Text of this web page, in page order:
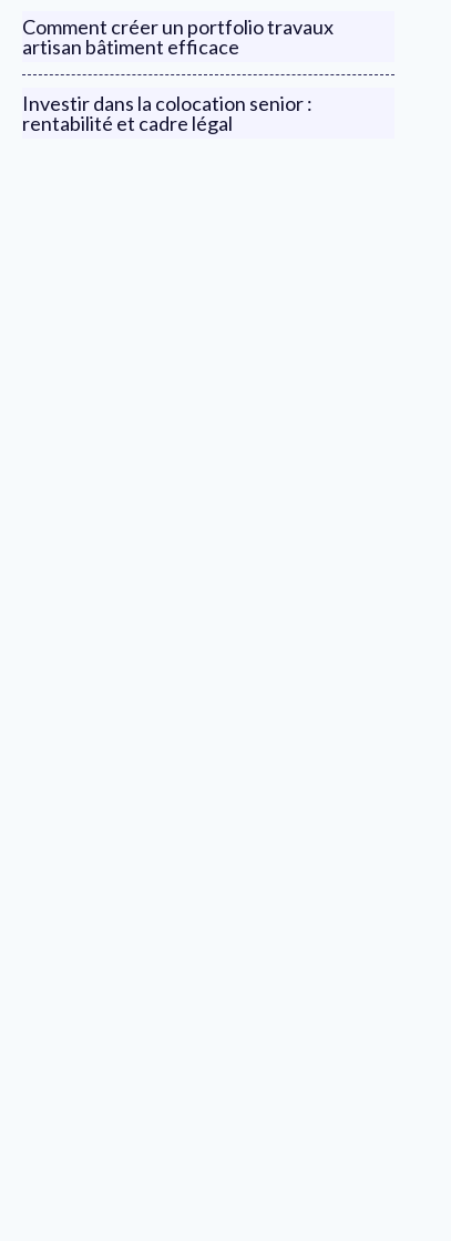
Comment créer un portfolio travaux
artisan bâtiment efficace
Investir dans la colocation senior :
rentabilité et cadre légal